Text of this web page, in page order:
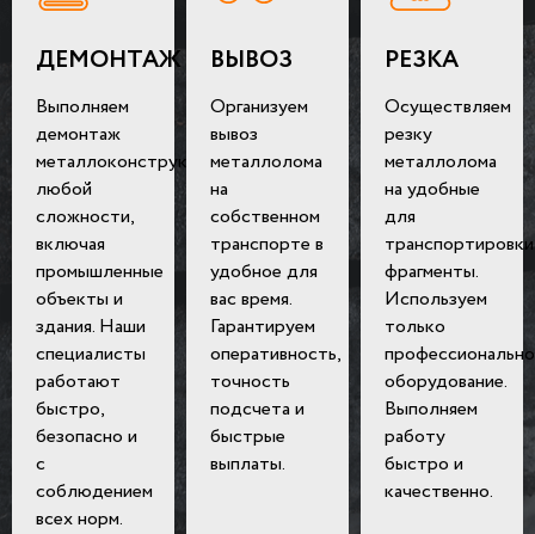
ДЕМОНТАЖ
Выполняем
демонтаж
металлоконструкций
любой
сложности,
включая
промышленные
объекты и
здания. Наши
специалисты
работают
быстро,
безопасно и
с
соблюдением
всех норм.
ВЫВОЗ
Организуем
вывоз
металлолома
на
собственном
транспорте в
удобное для
вас время.
Гарантируем
оперативность,
точность
подсчета и
быстрые
выплаты.
РЕЗКА
Осуществляем
резку
металлолома
на удобные
для
транспортировки
фрагменты.
Используем
только
оборудование.
Выполняем
работу
быстро и
качественно.